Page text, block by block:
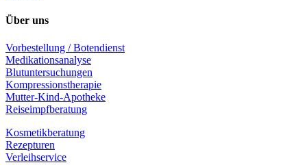
Über uns
Vorbestellung / Botendienst
Medikationsanalyse
Blutuntersuchungen
Kompressionstherapie
Mutter-Kind-Apotheke
Reiseimpfberatung
Kosmetikberatung
Rezepturen
Verleihservice